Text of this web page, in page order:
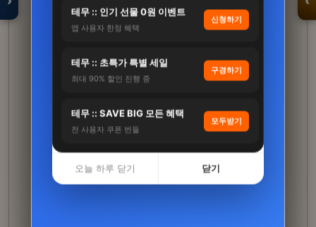
테무 :: 인기 선물 0원 이벤트
앱 사용자 한정 혜택
신청하기
테무 :: 초특가 특별 세일
최대 90% 할인 진행 중
구경하기
테무 :: SAVE BIG 모든 혜택
전 사용자 쿠폰 번들
모두받기
오늘 하루 닫기 닫기